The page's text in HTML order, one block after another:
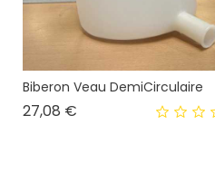
Biberon Veau DemiCirculaire
27,08 €